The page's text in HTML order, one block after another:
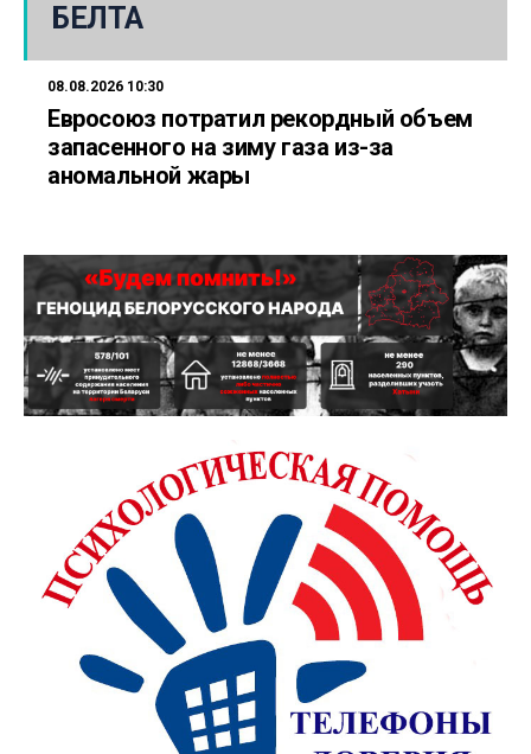
БЕЛТА
08.08.2026 10:30
Евросоюз потратил рекордный объем
запасенного на зиму газа из-за
аномальной жары